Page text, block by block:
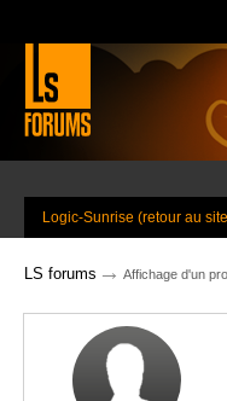
Logic-Sunrise (retour au
LS forums → Affichage d'un